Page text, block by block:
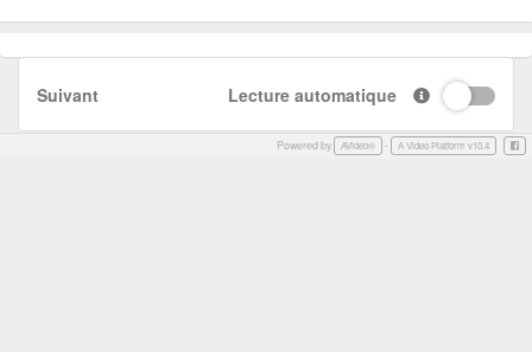
Suivant Lecture automatique
Powered by AVideo® - A Video Platform v10.4